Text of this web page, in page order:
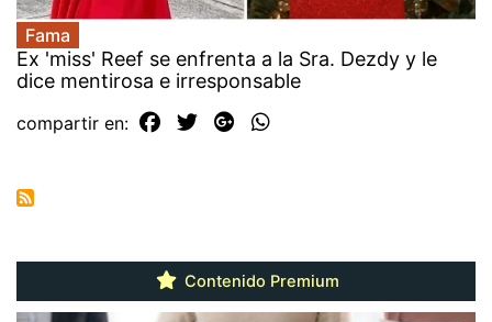
Fama
Ex 'miss' Reef se enfrenta a la Sra. Dezdy y le
dice mentirosa e irresponsable
compartir en:
Contenido Premium